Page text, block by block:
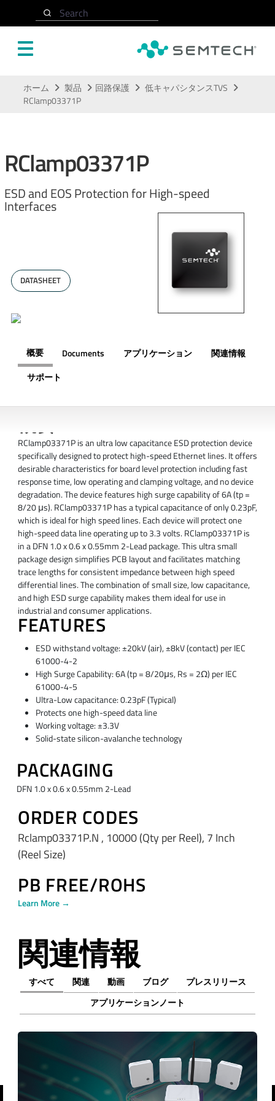
Search
ホーム 製品 回路保護
低キャパシタンスTVS
RClamp03371P
RClamp03371P
ESD and EOS Protection for High-speed
Interfaces
DATASHEET
概要 Documents アプリケーション
関連情報
サポート
RClamp03371P is an ultra low capacitance ESD protection device
specifically designed to protect high-speed Ethernet lines. It offers
desirable characteristics for board level protection including fast
response time, low operating and clamping voltage, and no device
degradation. The device features high surge capability of 6A (tp =
8/20 μs). RClamp03371P has a typical capacitance of only 0.23pF,
which is ideal for high speed lines. Each device will protect one
high-speed data line operating up to 3.3 volts. RClamp03371P is
in a DFN 1.0 x 0.6 x 0.55mm 2-Lead package. This ultra small
package design simplifies PCB layout and facilitates matching
trace lengths for consistent impedance between high speed
differential lines. The combination of small size, low capacitance,
and high ESD surge capability makes them ideal for use in
industrial and consumer applications.
FEATURES
ESD withstand voltage: ±20kV (air), ±8kV (contact) per IEC
61000-4-2
High Surge Capability: 6A (tp = 8/20μs, Rs = 2Ω) per IEC
61000-4-5
Ultra-Low capacitance: 0.23pF (Typical)
Protects one high-speed data line
Working voltage: ±3.3V
Solid-state silicon-avalanche technology
PACKAGING
DFN 1.0 x 0.6 x 0.55mm 2-Lead
ORDER CODES
Rclamp03371P.N , 10000 (Qty per Reel), 7 Inch
(Reel Size)
PB FREE/ROHS
Learn More →
関連情報
すべて 関連 動画 ブログ
プレスリリース
アプリケーションノート